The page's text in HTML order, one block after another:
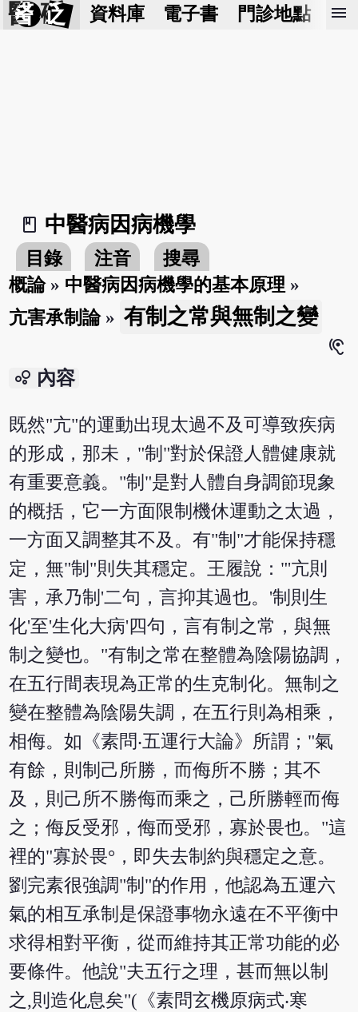
醫 砭 資料庫 電子書 門診地點 預
menu
book_2
中醫病因病機學
目錄 注音
搜尋
概論» 中醫病因病機學的基本原理 »
亢害承制論» 有制之常與無制之變
hearing
bubble_chart 內容
既然"亢"的運動出現太過不及可導致疾病
的形成，那未，"制"對於保證人體健康就
有重要意義。"制"是對人體自身調節現象
的概括，它一方面限制機休運動之太過，
一方面又調整其不及。有"制"才能保持穩
定，無"制"則失其穩定。王履說："'亢則
害，承乃制'二句，言抑其過也。'制則生
化'至'生化大病'四句，言有制之常，與無
制之變也。"有制之常在整體為陰陽協調，
在五行間表現為正常的生克制化。無制之
變在整體為陰陽失調，在五行則為相乘，
相侮。如《素問‧五運行大論》所謂；"氣
有餘，則制己所勝，而侮所不勝；其不
及，則己所不勝侮而乘之，己所勝輕而侮
之；侮反受邪，侮而受邪，寡於畏也。"這
裡的"寡於畏°，即失去制約與穩定之意。
劉完素很強調"制"的作用，他認為五運六
氣的相互承制是保證事物永遠在不平衡中
求得相對平衡，從而維持其正常功能的必
要條件。他說"夫五行之理，甚而無以制
之,則造化息矣"(《素問玄機原病式‧寒